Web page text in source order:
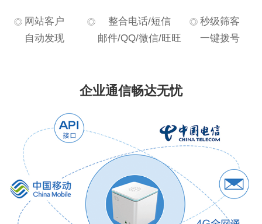
网站客户
自动发现
整合电话/短信
邮件/QQ/微信/旺旺
秒级筛客
一键拨号
企业通信畅达无忧